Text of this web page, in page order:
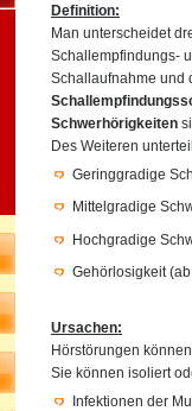
Definition:
Man unterscheidet
Schallempfindungs-
Schallaufnahme und
Schwerhörigkeiten
Des Weiteren
Geringgradige
Mittelgradige
Hochgradige
Gehörlosigkeit
Ursachen:
Hörstörungen
Sie können isoliert
Infektionen der